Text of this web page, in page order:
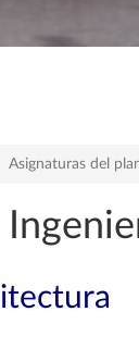
Asignaturas del